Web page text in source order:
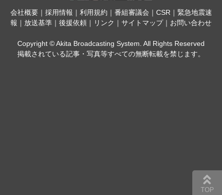
会社概要｜ 採用情報 ｜ 利用規約 ｜ 番組審議会 ｜ CSR｜ 緊急地震速
報 ｜ 放送基準 ｜ 後援依頼 ｜ リンク ｜ サイトマップ｜ お問い合わせ
Copyright © Akita Broadcasting System. All Rights Reserved
掲載されている記事・写真等すべての無断転載を禁じます。